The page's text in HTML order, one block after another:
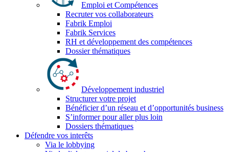
Emploi et Compétences
Recruter vos collaborateurs
Fabrik Emploi
Fabrik Services
RH et développement des compétences
Dossier thématiques
Développement industriel
Structurer votre projet
Bénéficier d’un réseau et d’opportunités business
S’informer pour aller plus loin
Dossiers thématiques
Défendre vos interêts
Via le lobbying